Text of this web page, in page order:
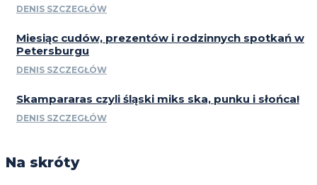
DENIS SZCZEGŁÓW
Miesiąc cudów, prezentów i rodzinnych spotkań w
Petersburgu
DENIS SZCZEGŁÓW
Skampararas czyli śląski miks ska, punku i słońca!
DENIS SZCZEGŁÓW
Na skróty